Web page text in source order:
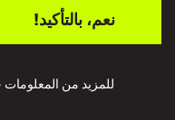
نعم، بالتأكيد!
للمزيد من المعلومات